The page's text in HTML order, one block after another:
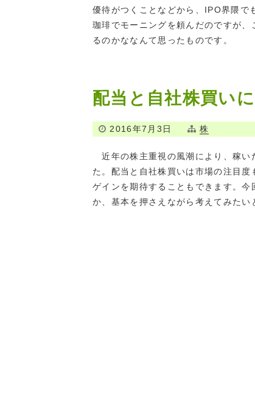
優待がつくことなどから、IPO界隈で
珈琲でモーニングを頼んだのですが
るのかななんて思ったものです。
配当と自社株買い
2016年7月3日 株
近年の株主重視の風潮により、稼い
た。配当と自社株買いは市場の注目
ゲインを期待することもできます。
か、基本を押さえながら考えてみたい